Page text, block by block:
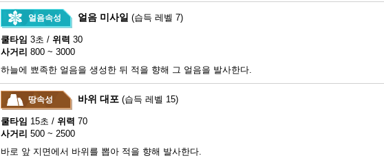
얼음속성 얼음 미사일 (습득 레벨 7)
쿨타임 3초 / 위력 30
사거리 800 ~ 3000
하늘에 뾰족한 얼음을 생성한 뒤 적을 향해 그 얼음을 발사한다.
땅속성 바위 대포 (습득 레벨 15)
쿨타임 15초 / 위력 70
사거리 500 ~ 2500
바로 앞 지면에서 바위를 뽑아 적을 향해 발사한다.